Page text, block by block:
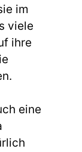
im
viele
ihre
eine